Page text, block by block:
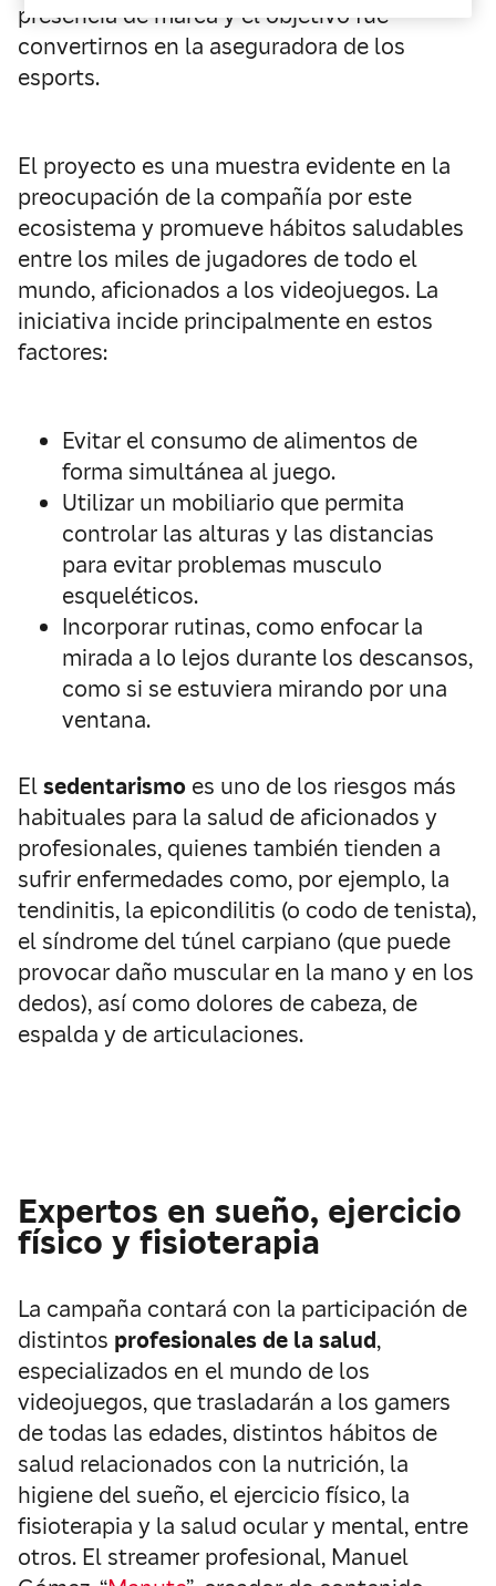
presencia de marca y el objetivo fue
convertirnos en la aseguradora de los
esports.
El proyecto es una muestra evidente en la
preocupación de la compañía por este
ecosistema y promueve hábitos saludables
entre los miles de jugadores de todo el
mundo, aficionados a los videojuegos. La
iniciativa incide principalmente en estos
factores:
Evitar el consumo de alimentos de
forma simultánea al juego.
Utilizar un mobiliario que permita
controlar las alturas y las distancias
para evitar problemas musculo
esqueléticos.
Incorporar rutinas, como enfocar la
mirada a lo lejos durante los descansos,
como si se estuviera mirando por una
ventana.
Elsedentarismo es uno de los riesgos más
habituales para la salud de aficionados y
profesionales, quienes también tienden a
sufrir enfermedades como, por ejemplo, la
tendinitis, la epicondilitis (o codo de tenista),
el síndrome del túnel carpiano (que puede
provocar daño muscular en la mano y en los
dedos), así como dolores de cabeza, de
espalda y de articulaciones.
Expertos en sueño, ejercicio
físico y fisioterapia
La campaña contará con la participación de
distintos profesionales de la salud,
especializados en el mundo de los
videojuegos, que trasladarán a los gamers
de todas las edades, distintos hábitos de
salud relacionados con la nutrición, la
higiene del sueño, el ejercicio físico, la
fisioterapia y la salud ocular y mental, entre
otros. El streamer profesional, Manuel